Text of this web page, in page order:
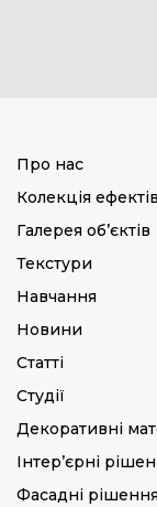
Про нас
Колекція ефектів
Галерея об’єктів
Текстури
Навчання
Новини
Статті
Студії
Декоративні
Інтер’єрні
Фасадні рішення